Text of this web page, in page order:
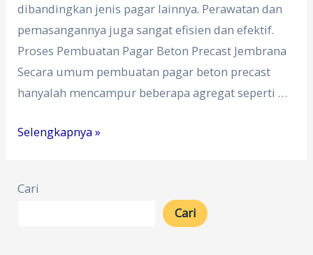
dibandingkan jenis pagar lainnya. Perawatan dan
pemasangannya juga sangat efisien dan efektif.
Proses Pembuatan Pagar Beton Precast Jembrana
Secara umum pembuatan pagar beton precast
hanyalah mencampur beberapa agregat seperti …
Pabrik
Precast
Selengkapnya »
Cari
Cari